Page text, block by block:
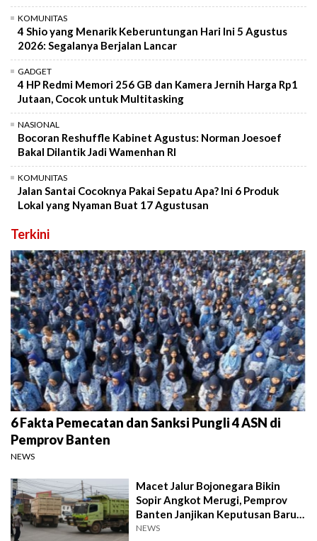
KOMUNITAS
4 Shio yang Menarik Keberuntungan Hari Ini 5 Agustus
2026: Segalanya Berjalan Lancar
GADGET
4 HP Redmi Memori 256 GB dan Kamera Jernih Harga Rp1
Jutaan, Cocok untuk Multitasking
NASIONAL
Bocoran Reshuffle Kabinet Agustus: Norman Joesoef
Bakal Dilantik Jadi Wamenhan RI
KOMUNITAS
Jalan Santai Cocoknya Pakai Sepatu Apa? Ini 6 Produk
Lokal yang Nyaman Buat 17 Agustusan
Terkini
6 Fakta Pemecatan dan Sanksi Pungli 4 ASN di
Pemprov Banten
NEWS
Macet Jalur Bojonegara Bikin
Sopir Angkot Merugi, Pemprov
Banten Janjikan Keputusan Baru 4
Hari Lagi
NEWS